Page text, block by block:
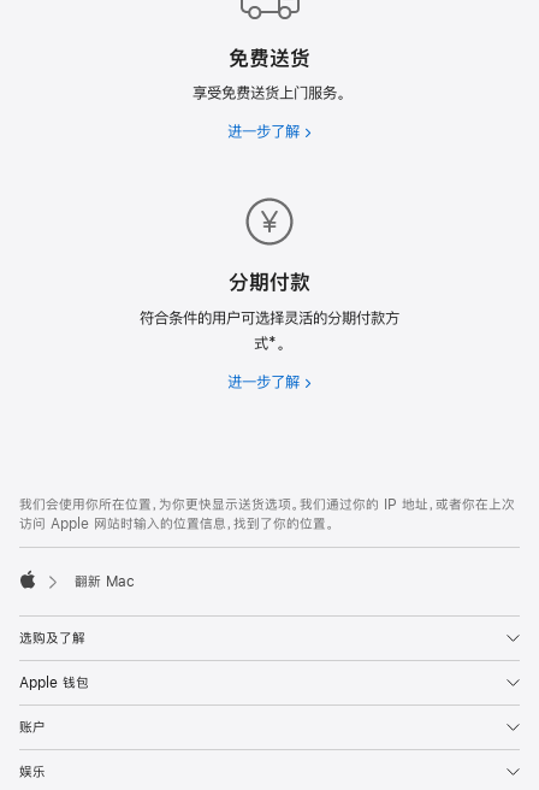
划
免费送货
享受免费送货上门服务。
进一步了解 免
分期付款
符合条件的用户可选择灵活的分期付款方
式*。
进一步了解 分
页
页
脚
注
我们会使用你所在位置，为你更快显示送货选项。我们通过你的 IP 地址，或者你在上次
访问 Apple 网站时输入的位置信息，找到了你的位置。
翻新 Mac
选购及了解
Apple 钱包
账户
娱乐